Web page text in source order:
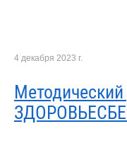
4 декабря 2023 г.